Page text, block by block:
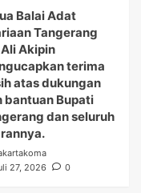
Balai Adat
Tangerang
Ali Akipin
terima
atas dukungan
bantuan Bupati
dan seluruh
27, 2026
0